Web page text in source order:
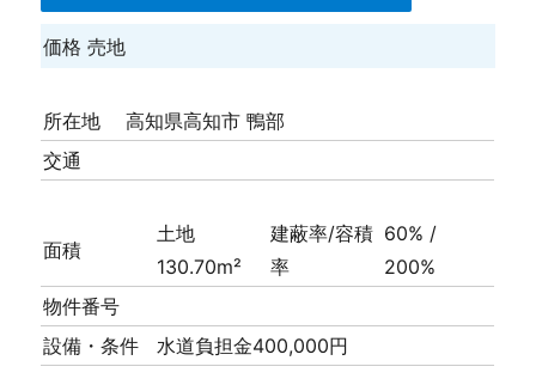
価格 売地
所在地
高知県高知市 鴨部
交通
面積
土地
130.70m²
建蔽率/容積
率
60% /
200%
物件番号
設備・条件
水道負担金400,000円